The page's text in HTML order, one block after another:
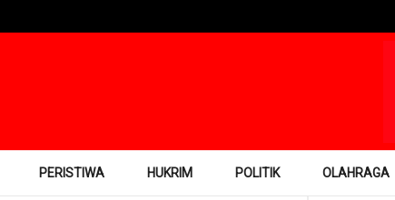
PERISTIWA HUKRIM POLITIK OLAHRAGA